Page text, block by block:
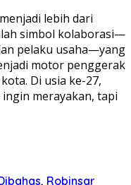
lebih dari
simbol kolaborasi—
pelaku usaha—yang
motor penggerak
Di usia ke-27,
merayakan, tapi
Robinsar